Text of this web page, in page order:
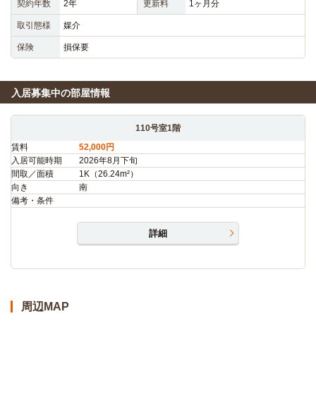
契約年数 2年 更新料 1ヶ月分
取引態様 媒介
保険 損保要
入居募集中の部屋情報
110号室1階
賃料
52,000円
入居可能時期
2026年8月下旬
間取／面積
1K（26.24m²）
向き
南
備考・条件
詳細
周辺MAP